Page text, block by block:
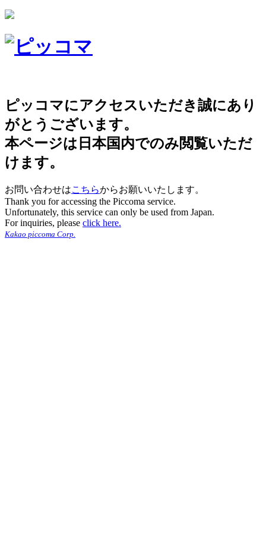
ピッコマにアクセスいただき誠にあり
がとうございます。
本ページは日本国内でのみ閲覧いただ
けます。
お問い合わせはこちらからお願いいたします。
Thank you for accessing the Piccoma service.
Unfortunately, this service can only be used from Japan.
For inquiries, please click here.
Kakao piccoma Corp.